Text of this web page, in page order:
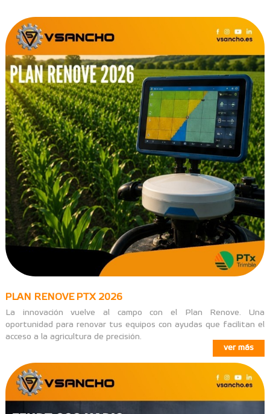
PLAN RENOVE PTX 2026
La innovación vuelve al campo con el Plan Renove. Una
oportunidad para renovar tus equipos con ayudas que facilitan el
acceso a la agricultura de precisión.
ver más